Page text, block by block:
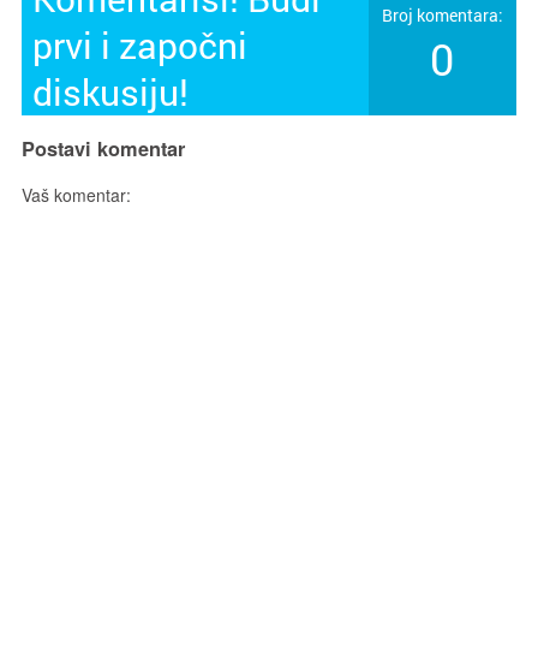
prvi i započni
diskusiju!
Broj komentara:
0
Postavi komentar
Vaš komentar: